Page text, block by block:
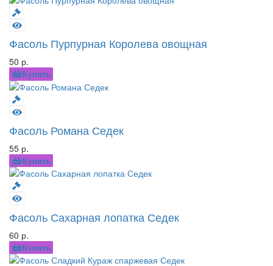
Фасоль Пурпурная Королева овощная
50 р.
Купить
Фасоль Романа Седек
55 р.
Купить
Фасоль Сахарная лопатка Седек
60 р.
Купить